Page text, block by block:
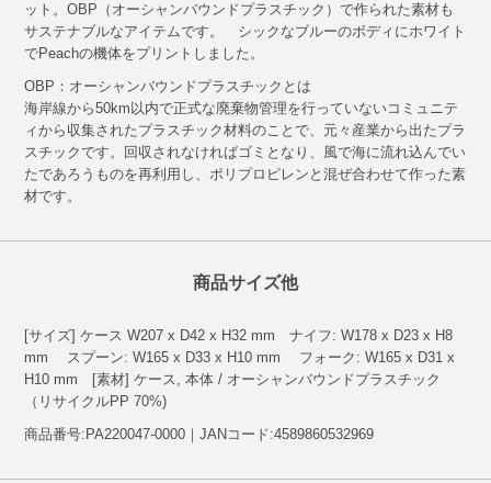
ット。OBP（オーシャンバウンドプラスチック）で作られた素材も
サステナブルなアイテムです。 シックなブルーのボディにホワイト
でPeachの機体をプリントしました。
OBP：オーシャンバウンドプラスチックとは
海岸線から50km以内で正式な廃棄物管理を行っていないコミュニテ
ィから収集されたプラスチック材料のことで、元々産業から出たプラ
スチックです。回収されなければゴミとなり、風で海に流れ込んでい
たであろうものを再利用し、ポリプロピレンと混ぜ合わせて作った素
材です。
商品サイズ他
[サイズ] ケース W207 x D42 x H32 mm ナイフ: W178 x D23 x H8
mm スプーン: W165 x D33 x H10 mm フォーク: W165 x D31 x
H10 mm [素材] ケース, 本体 / オーシャンバウンドプラスチック
（リサイクルPP 70%)
商品番号:PA220047-0000｜JANコード:4589860532969